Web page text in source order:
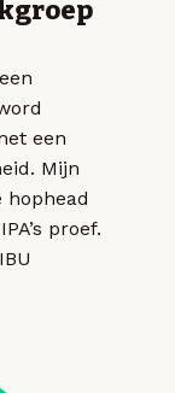
een
Mijn
proef.